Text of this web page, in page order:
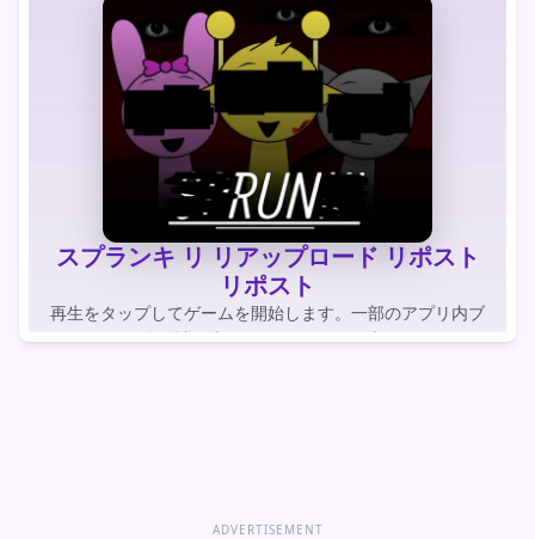
スプランキ リ リアップロード リポスト
リポスト
再生をタップしてゲームを開始します。一部のアプリ内ブ
ラウザでは自動読み込みされたゲームがブロックされま
ADVERTISEMENT